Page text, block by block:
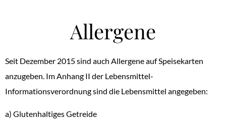
Allergene
Seit Dezember 2015 sind auch Allergene auf Speisekarten
anzugeben. Im Anhang II der Lebensmittel-
Informationsverordnung sind die Lebensmittel angegeben:
a) Glutenhaltiges Getreide